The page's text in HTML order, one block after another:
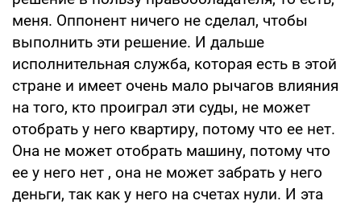
меня. Оппонент ничего не сделал, чтобы
выполнить эти решение. И дальше
исполнительная служба, которая есть в этой
стране и имеет очень мало рычагов влияния
на того, кто проиграл эти суды, не может
отобрать у него квартиру, потому что ее нет.
Она не может отобрать машину, потому что
ее у него нет , она не может забрать у него
деньги, так как у него на счетах нули. И эта